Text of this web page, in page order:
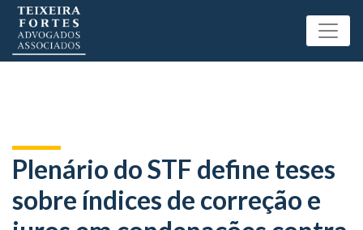
Plenário do STF define teses
sobre índices de correção e